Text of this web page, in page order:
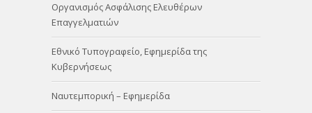
Οργανισμός Ασφάλισης Ελευθέρων
Επαγγελματιών
Εθνικό Τυπογραφείο, Εφημερίδα της
Κυβερνήσεως
Ναυτεμπορική – Εφημερίδα